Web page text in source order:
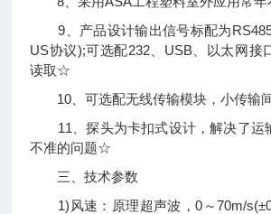
9、产品设计输出信号标配为
US协议);可选配232、USB、以太网接
读取☆
10、可选配无线传输模块，小传输
11、探头为卡扣式设计，解决了运
不准的问题☆
三、技术参数
1)风速：原理超声波，0～70m/